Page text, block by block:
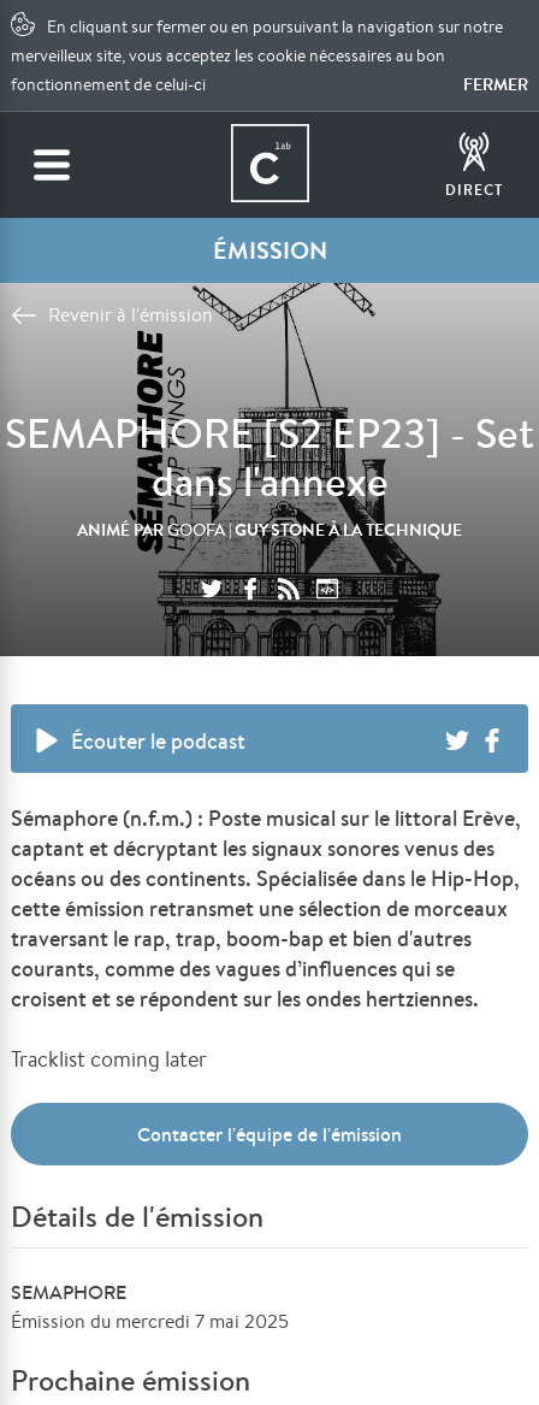
En cliquant sur fermer ou en poursuivant la navigation sur notre
merveilleux site, vous acceptez les cookie nécessaires au bon
fonctionnement de celui-ci
FERMER
DIRECT
ÉMISSION
Revenir à l'émission
SEMAPHORE [S2 EP23] - Set
dans l'annexe
ANIMÉ PARGOOFA| GUY STONE À LA TECHNIQUE
Écouter le podcast
Sémaphore (n.f.m.) : Poste musical sur le littoral Erève,
captant et décryptant les signaux sonores venus des
océans ou des continents. Spécialisée dans le Hip-Hop,
cette émission retransmet une sélection de morceaux
traversant le rap, trap, boom-bap et bien d'autres
courants, comme des vagues d’influences qui se
croisent et se répondent sur les ondes hertziennes.
Tracklist coming later
Contacter l'équipe de l'émission
Détails de l'émission
SEMAPHORE
Émission du mercredi 7 mai 2025
Prochaine émission